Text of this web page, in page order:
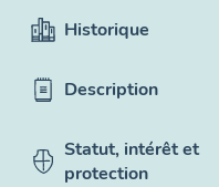
Historique
Description
Statut, intérêt et
protection